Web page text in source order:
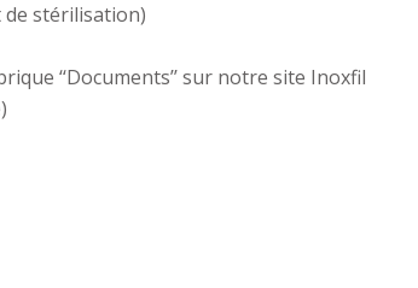
stérilisation)
‘‘Documents’’ sur notre site Inoxfil